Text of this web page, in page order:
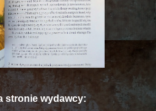
stronie wydawcy: